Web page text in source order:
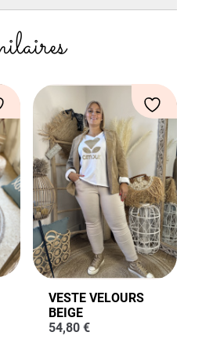
VESTE VELOURS
BEIGE
54,80 €